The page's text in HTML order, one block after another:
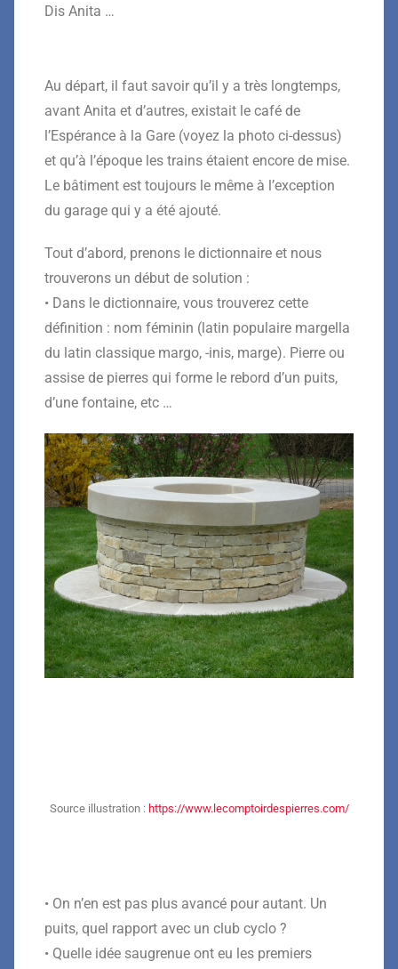
Dis Anita …
Au départ, il faut savoir qu’il y a très longtemps,
avant Anita et d’autres, existait le café de
l’Espérance à la Gare (voyez la photo ci-dessus)
et qu’à l’époque les trains étaient encore de mise.
Le bâtiment est toujours le même à l’exception
du garage qui y a été ajouté.
Tout d’abord, prenons le dictionnaire et nous
trouverons un début de solution :
• Dans le dictionnaire, vous trouverez cette
définition : nom féminin (latin populaire margella
du latin classique margo, -inis, marge). Pierre ou
assise de pierres qui forme le rebord d’un puits,
d’une fontaine, etc …
Source illustration : https://www.lecomptoirdespierres.com/
• On n’en est pas plus avancé pour autant. Un
puits, quel rapport avec un club cyclo ?
• Quelle idée saugrenue ont eu les premiers